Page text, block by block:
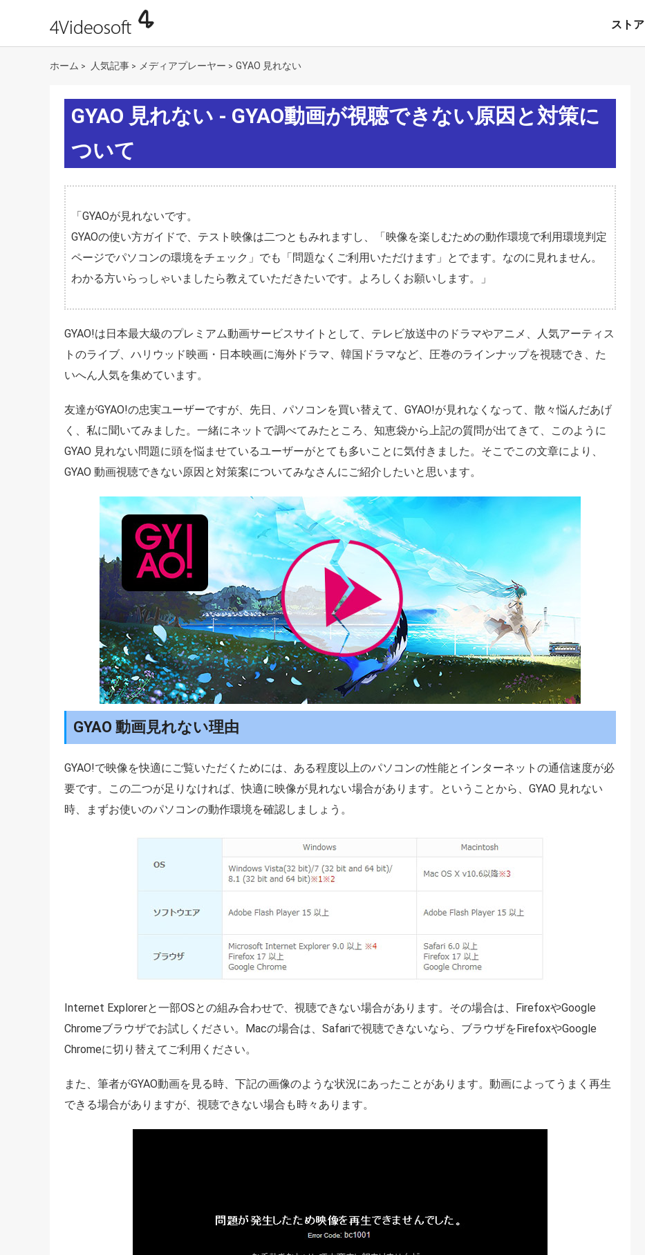
ストア
ホーム > 人気記事 > メディアプレーヤー > GYAO 見れない
GYAO 見れない - GYAO動画が視聴できない原因と対策に
ついて
「GYAOが見れないです。
GYAOの使い方ガイドで、テスト映像は二つともみれますし、「映像を楽しむための動作環境で利用環境判定
ページでパソコンの環境をチェック」でも「問題なくご利用いただけます」とでます。なのに見れません。
わかる方いらっしゃいましたら教えていただきたいです。よろしくお願いします。」
GYAO!は日本最大級のプレミアム動画サービスサイトとして、テレビ放送中のドラマやアニメ、人気アーティス
トのライブ、ハリウッド映画・日本映画に海外ドラマ、韓国ドラマなど、圧巻のラインナップを視聴でき、た
いへん人気を集めています。
友達がGYAO!の忠実ユーザーですが、先日、パソコンを買い替えて、GYAO!が見れなくなって、散々悩んだあげ
く、私に聞いてみました。一緒にネットで調べてみたところ、知恵袋から上記の質問が出てきて、このように
GYAO 見れない問題に頭を悩ませているユーザーがとても多いことに気付きました。そこでこの文章により、
GYAO 動画視聴できない原因と対策案についてみなさんにご紹介したいと思います。
GYAO 動画見れない理由
GYAO!で映像を快適にご覧いただくためには、ある程度以上のパソコンの性能とインターネットの通信速度が必
要です。この二つが足りなければ、快適に映像が見れない場合があります。ということから、GYAO 見れない
時、まずお使いのパソコンの動作環境を確認しましょう。
Internet Explorerと一部OSとの組み合わせで、視聴できない場合があります。その場合は、FirefoxやGoogle
Chromeブラウザでお試しください。Macの場合は、Safariで視聴できないなら、ブラウザをFirefoxやGoogle
Chromeに切り替えてご利用ください。
また、筆者がGYAO動画を見る時、下記の画像のような状況にあったことがあります。動画によってうまく再生
できる場合がありますが、視聴できない場合も時々あります。